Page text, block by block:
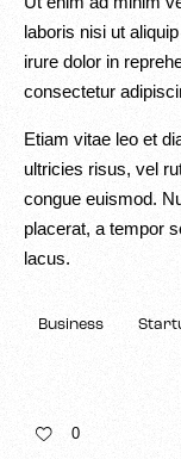
laboris nisi ut
irure dolor in
consectetur
Etiam vitae leo et
ultricies risus, vel
congue euismod.
placerat, a tempor
lacus.
Business
0